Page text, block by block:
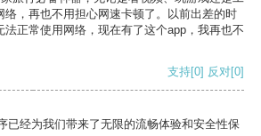
络，再也不用担心网速卡顿了。以前出差的时
正常使用网络，现在有了这个app，我再也不
支持[0] 反对[0]
已经为我们带来了无限的流畅体验和安全性保